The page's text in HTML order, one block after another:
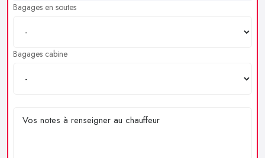
Bagages en soutes
Bagages cabine